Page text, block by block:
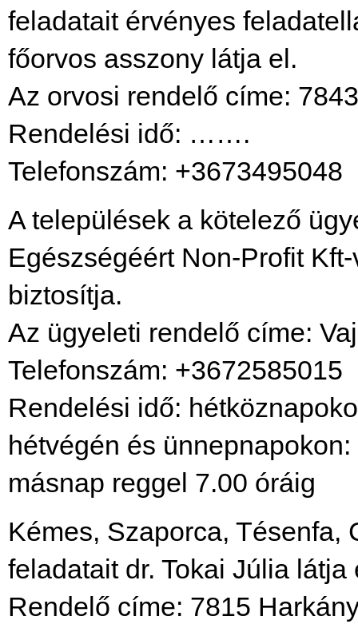
feladatait érvényes
főorvos asszony látja el.
Az orvosi rendelő címe:
Rendelési idő: …….
Telefonszám: +3673495048
A települések a kötelező
Egészségéért Non-Profit
biztosítja.
Az ügyeleti rendelő címe:
Telefonszám: +3672585015
Rendelési idő:
hétvégén és
másnap reggel 7.00 óráig
Kémes, Szaporca, Tésenfa,
feladatait dr. Tokai Júlia látja
Rendelő címe: 7815